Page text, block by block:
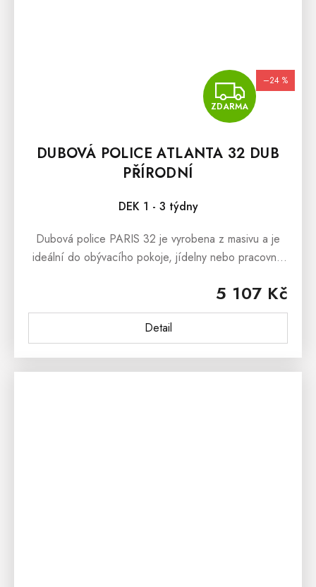
ZDARMA
–24 %
DUBOVÁ POLICE ATLANTA 32 DUB
PŘÍRODNÍ
DEK 1 - 3 týdny
5 107 Kč
Detail
Dubová police PARIS 32 je vyrobena z masivu a je
ideální do obývacího pokoje, jídelny nebo pracovny.
variantách a to jako dub přírodní...